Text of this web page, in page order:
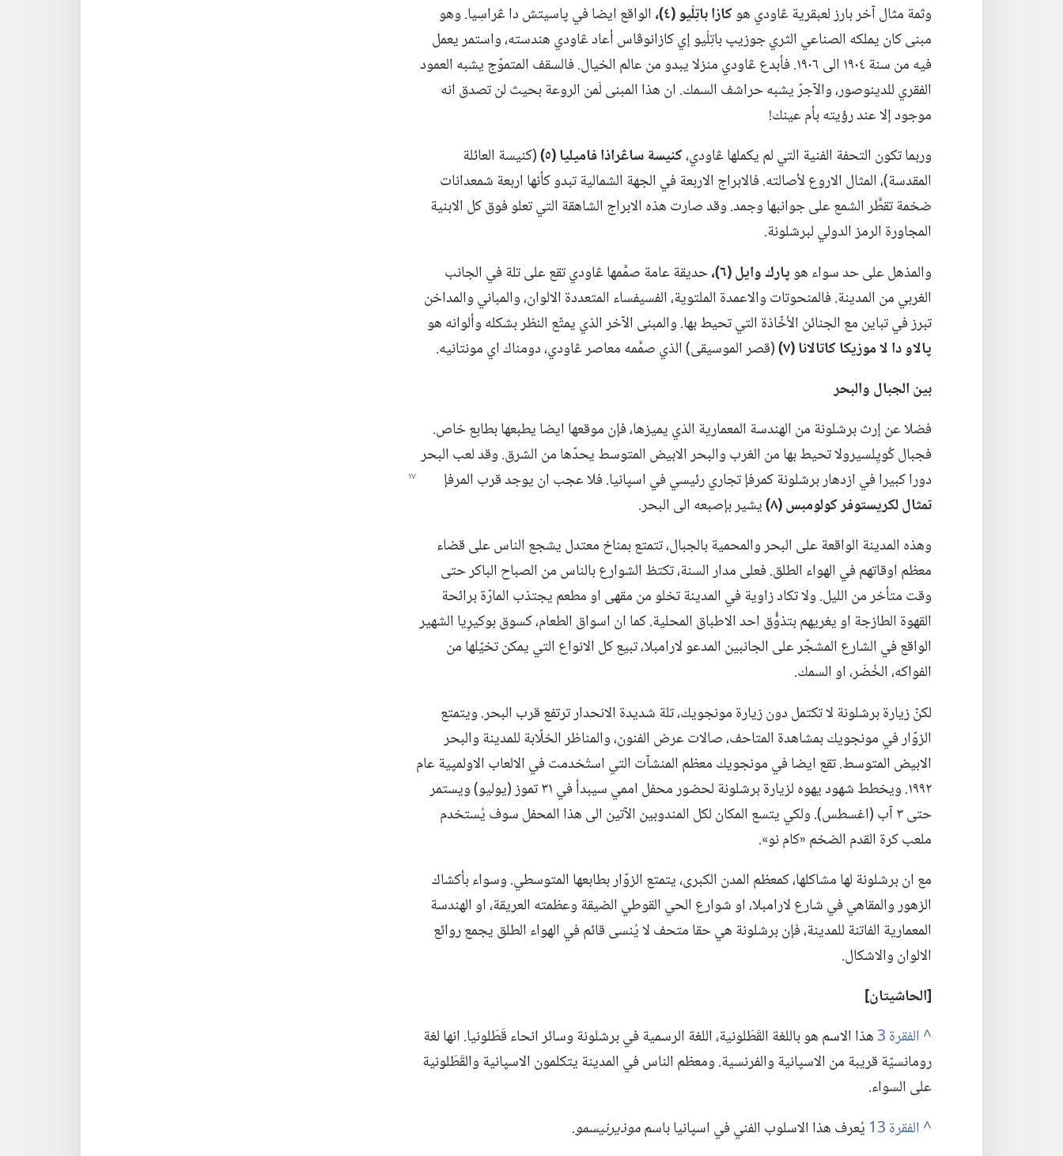
وثمة مثال آخر بارز لعبقرية ڠاودي هوكازا باتِلْيو (‏٤)‏،‏
الواقع ايضا في پاسيتش دا ڠراسِيا.‏ وهو
مبنى كان يملكه الصناعي الثري جوزيپ باتِلْيو إي كازانوڤاس أعاد ڠاودي هندسته،‏ واستمر يعمل
فيه من سنة ١٩٠٤ الى ١٩٠٦.‏ فأبدع ڠاودي منزلا يبدو من عالم الخيال.‏ فالسقف المتموّج يشبه العمود
الفقري للدينوصور،‏ والآجرّ يشبه حراشف السمك.‏ ان هذا المبنى لَمن الروعة بحيث لن تصدق انه
موجود إلا عند رؤيته بأم عينك!‏
وربما تكون التحفة الفنية التي لم يكملها ڠاودي،‏كنيسة ساڠراذا فاميليا (‏٥)‏ ‏(‏كنيسة العائلة
المقدسة)‏،‏ المثال الاروع لأصالته.‏ فالابراج الاربعة في الجهة الشمالية تبدو كأنها اربعة شمعدانات
ضخمة تقطَّر الشمع على جوانبها وجمد.‏ وقد صارت هذه الابراج الشاهقة التي تعلو فوق كل الابنية
المجاورة الرمز الدولي لبرشلونة.‏
والمذهل على حد سواء هوپارك وايل (‏٦)‏،‏
حديقة عامة صمَّمها ڠاودي تقع على تلة في الجانب
الغربي من المدينة.‏ فالمنحوتات والاعمدة الملتوية،‏ الفسيفساء المتعددة الالوان،‏ والمباني والمداخن
تبرز في تباين مع الجنائن الأخّاذة التي تحيط بها.‏ والمبنى الآخر الذي يمتّع النظر بشكله وألوانه هو
پالاو دا لا موزيكا كاتالانا (‏٧)‏
‏(‏قصر الموسيقى)‏ الذي صمَّمه معاصر ڠاودي،‏ دومناك اي مونتانيه.‏
بين الجبال والبحر
فضلا عن إرث برشلونة من الهندسة المعمارية الذي يميزها،‏ فإن موقعها ايضا يطبعها بطابع خاص.‏
فجبال كُويِلسيرولا تحيط بها من الغرب والبحر الابيض المتوسط يحدّها من الشرق.‏ وقد لعب البحر
دورا كبيرا في ازدهاربرشلونة كمرفإ تجاري رئيسي في اسپانيا.‏ فلا عجب ان يوجد قرب المرفإ
تمثال لكريستوفر كولومبس (‏٨)‏
يشير بإصبعه الى البحر.‏
وهذه المدينة الواقعة على البحر والمحمية بالجبال،‏ تتمتع بمناخ معتدل يشجع الناس على قضاء
معظم اوقاتهم في الهواء الطلق.‏ فعلى مدار السنة،‏ تكتظ الشوارع بالناس من الصباح الباكر حتى
وقت متأخر من الليل.‏ ولا تكاد زاوية في المدينة تخلو من مقهى او مطعم يجتذب المارّة برائحة
القهوة الطازجة او يغريهم بتذوُّق احد الاطباق المحلية.‏ كما ان اسواق الطعام،‏ كسوق بوكيرِيا الشهير
الواقع في الشارع المشجّر على الجانبين المدعو لارامبلا،‏ تبيع كل الانواع التي يمكن تخيّلها من
الفواكه،‏ الخُضَر،‏ او السمك.‏
لكنّ زيارة برشلونة لا تكتمل دون زيارة مونجويك،‏ تلة شديدة الانحدار ترتفع قرب البحر.‏ ويتمتع
الزوّار في مونجويك بمشاهدة المتاحف،‏ صالات عرض الفنون،‏ والمناظر الخلّابة للمدينة والبحر
الابيض المتوسط.‏ تقع ايضا في مونجويك معظم المنشآت التي استُخدمت في الالعاب الاولمپية عام
١٩٩٢.‏ ويخطط شهود يهوه لزيارة برشلونة لحضور محفل اممي سيبدأ في ٣١ تموز (‏يوليو)‏ ويستمر
حتى ٣ آب (‏اغسطس)‏.‏ ولكي يتسع المكان لكل المندوبين الآتين الى هذا المحفل سوف يُستخدم
ملعب كرة القدم الضخم «كام نو».‏
مع ان برشلونة لها مشاكلها،‏ كمعظم المدن الكبرى،‏ يتمتع الزوّار بطابعها المتوسطي.‏ وسواء بأكشاك
الزهور والمقاهي في شارع لارامبلا،‏ او شوارع الحي القوطي الضيقة وعظمته العريقة،‏ او الهندسة
المعمارية الفاتنة للمدينة،‏ فإن برشلونة هي حقا متحف لا يُنسى قائم في الهواء الطلق يجمع روائع
الالوان والاشكال.‏
‏[الحاشيتان]‏
^
هذا الاسم هو باللغة القَطَلونية،‏ اللغة الرسمية في برشلونة وسائر انحاء قَطَلونيا.‏ انها لغة
رومانسيّة قريبة من الاسپانية والفرنسية.‏ ومعظم الناس في المدينة يتكلمون الاسپانية والقَطَلونية
على السواء.‏
^
يُعرف هذا الاسلوب الفني في اسپانيا باسمموذيرنيسمو.‏